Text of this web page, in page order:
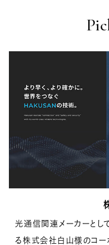
光通信関連メーカーとし
る株式会社白山様のコー